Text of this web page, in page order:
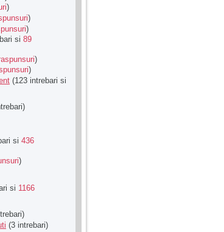
)
)
)
si 89
)
)
(123 intrebari si
si 436
)
si 1166
(3 intrebari)